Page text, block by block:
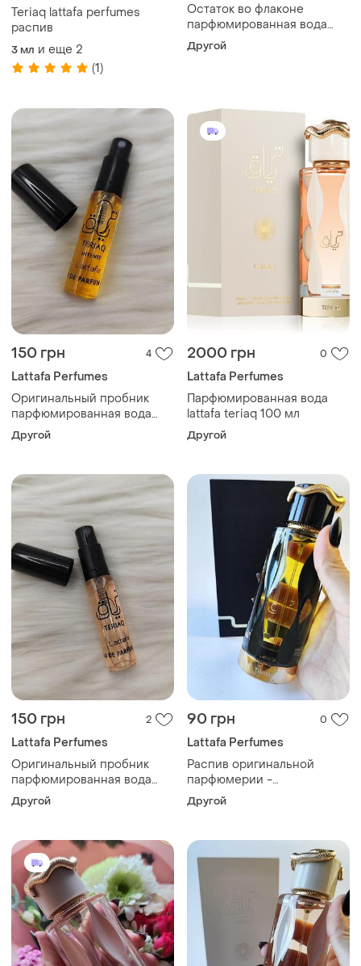
Teriaq lattafa perfumes
распив
3 мл и еще 2
(1)
Остаток во флаконе
парфюмированная вода
унисекс lattafa teriaq
intense 12мл
Другой
150 грн 4
Lattafa Perfumes
Оригинальный пробник
парфюмированная вода
унисекс lattafa teriaq
intense 4мл
Другой
2000 грн 0
Lattafa Perfumes
Парфюмированная вода
lattafa teriaq 100 мл
Другой
150 грн 2
Lattafa Perfumes
Оригинальный пробник
парфюмированная вода
унисекс lattafa teriaq 4мл
Другой
90 грн 0
Lattafa Perfumes
Распив оригинальной
парфюмерии -
парфюмерная вода
унисекс lattafa teriaq
Другой